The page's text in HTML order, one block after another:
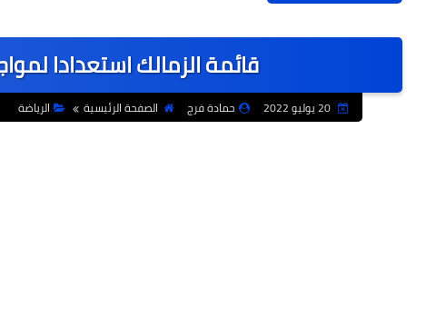
قائمة الزمالك استعدادا
20 يوليو 2022 حمادة فرج الصفحة الرئيسية الرياضة